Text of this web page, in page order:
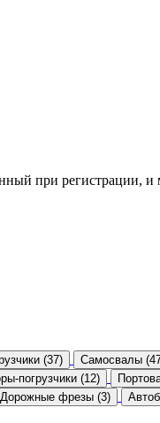
при регистрации,
(37) Самосвалы
погрузчики (12)
Дорожные фрезы (3)